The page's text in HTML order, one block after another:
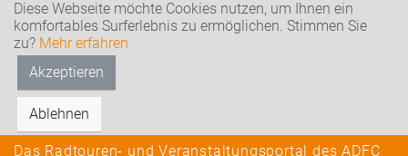
Diese Webseite möchte Cookies nutzen, um Ihnen ein
komfortables Surferlebnis zu ermöglichen. Stimmen Sie
zu? Mehr erfahren
Akzeptieren
Ablehnen
Das Radtouren- und Veranstaltungsportal des ADFC